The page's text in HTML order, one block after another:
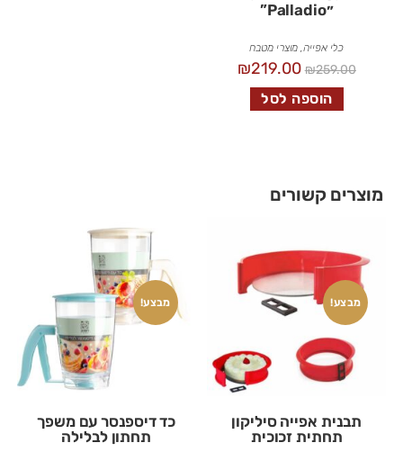
״Palladio”
כלי אפייה, מוצרי מטבח
₪259.00
₪219.00
הוספה לסל
מוצרים קשורים
מבצע!
תבנית אפייה סיליקון
תחתית זכוכית
מבצע!
כד דיספנסר עם משפך
תחתון לבלילה